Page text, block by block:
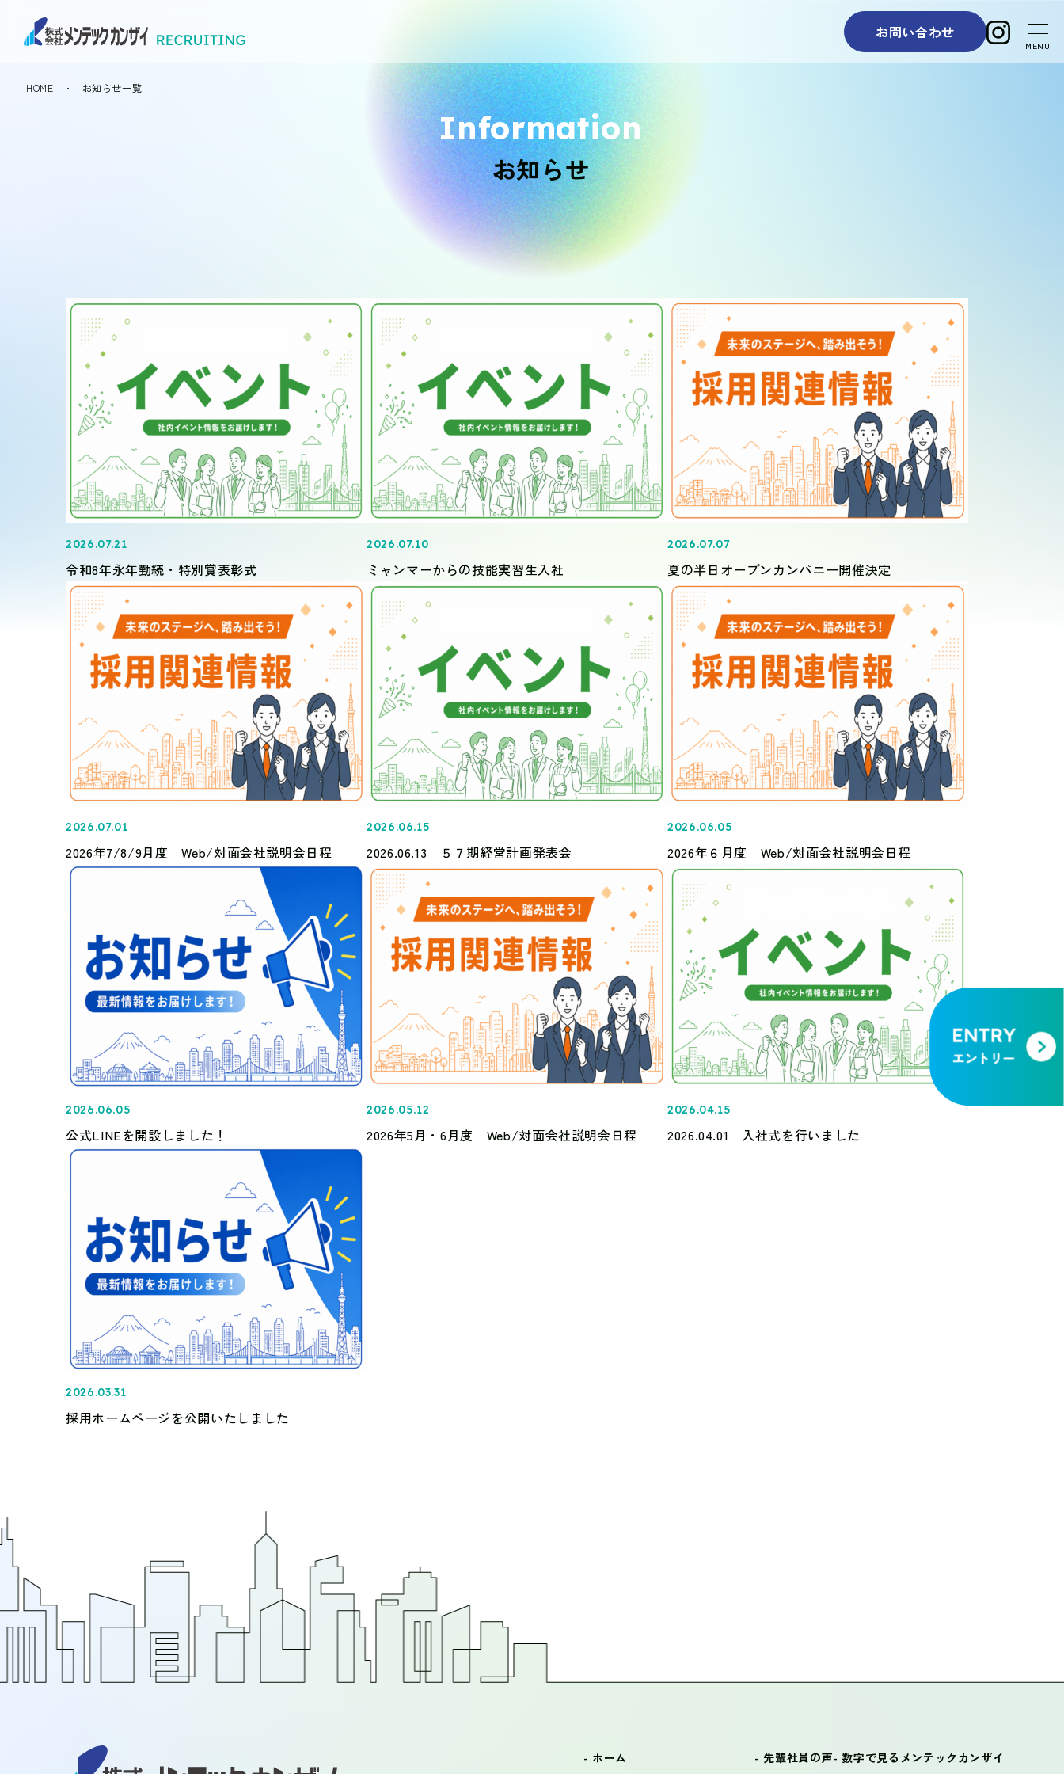
お問い合わせ
MENU
山田 恭平
一覧へ エントリー
お知らせ
HOME お知らせ一覧
お知らせ
2026.07.21
令和8年永年勤続・特別賞表彰式
2026.07.10
ミャンマーからの技能実習生入社
2026.07.07
夏の半日オープンカンパニー開催決定
2026.07.01
2026年7/8/9月度 Web/対面会社説明会日程
2026.06.15
2026.06.13 ５７期経営計画発表会
2026.06.05
2026年６月度 Web/対面会社説明会日程
2026.06.05
公式LINEを開設しました！
2026.05.12
2026年5月・6月度 Web/対面会社説明会日程
2026.04.15
2026.04.01 入社式を行いました
2026.03.31
採用ホームページを公開いたしました
- ホーム
- 先輩社員の声- 数字で見るメンテックカンザイ